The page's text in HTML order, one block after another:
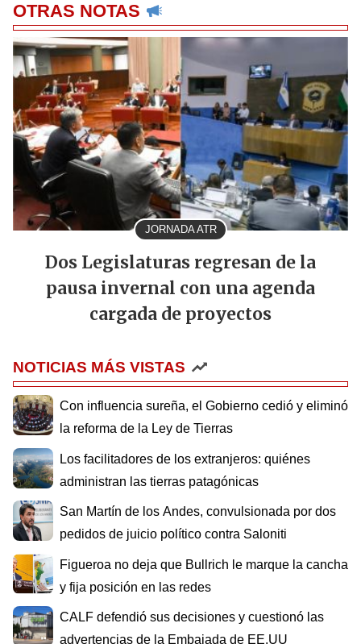
OTRAS NOTAS
JORNADA ATR
Dos Legislaturas regresan de la
pausa invernal con una agenda
cargada de proyectos
NOTICIAS MÁS VISTAS
Con influencia sureña, el Gobierno cedió y eliminó
la reforma de la Ley de Tierras
Los facilitadores de los extranjeros: quiénes
administran las tierras patagónicas
San Martín de los Andes, convulsionada por dos
pedidos de juicio político contra Saloniti
Figueroa no deja que Bullrich le marque la cancha
y fija posición en las redes
CALF defendió sus decisiones y cuestionó las
advertencias de la Embajada de EE.UU